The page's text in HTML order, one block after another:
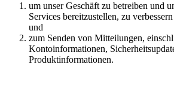
um unser Geschäft zu betreiben und
Services bereitzustellen, zu
und
zum Senden von Mitteilungen,
Kontoinformationen,
Produktinformationen.